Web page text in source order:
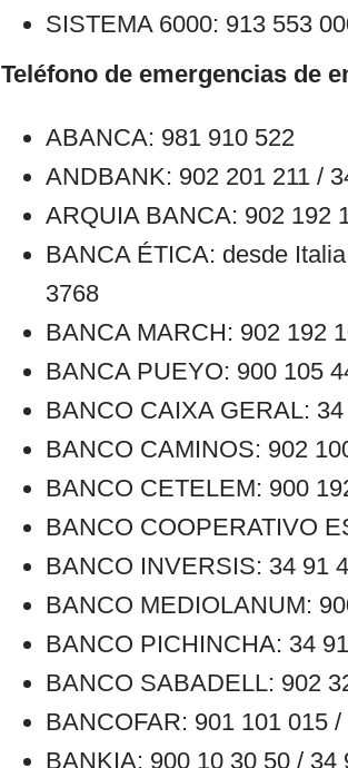
SISTEMA 6000: 913 553
Teléfono de emergencias de
ABANCA: 981 910 522
ANDBANK: 902 201 211 /
ARQUIA BANCA: 902 192
BANCA ÉTICA: desde
3768
BANCA MARCH: 902 192
BANCA PUEYO: 900 105
BANCO CAIXA GERAL:
BANCO CAMINOS: 902
BANCO CETELEM: 900
BANCO COOPERATIVO
BANCO INVERSIS: 34 91
BANCO MEDIOLANUM:
BANCO PICHINCHA: 34
BANCO SABADELL: 902
BANCOFAR: 901 101 015
BANKIA: 900 10 30 50 / 34